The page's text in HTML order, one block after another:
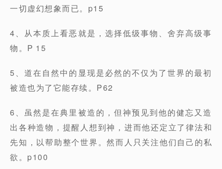
一切虚幻想象而已。p15
4、从本质上看恶就是，选择低级事物、舍弃高级事
物。P 15
5、道在自然中的显现是必然的不仅为了世界的最初
被造也为了它能存续。P62
6、虽然是在典里被造的，但神预见到他的健忘又造
出各种造物，提醒人想到神，进而他还定立了律法和
先知，以帮助整个世界。然而人只关注他们自己的私
欲。p100